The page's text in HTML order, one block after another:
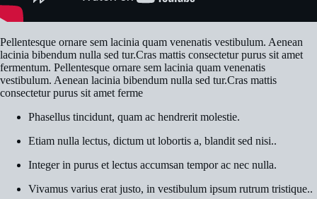
Pellentesque ornare sem lacinia quam venenatis vestibulum. Aenean
lacinia bibendum nulla sed tur.Cras mattis consectetur purus sit amet
fermentum. Pellentesque ornare sem lacinia quam venenatis
vestibulum. Aenean lacinia bibendum nulla sed tur.Cras mattis
consectetur purus sit amet ferme
Phasellus tincidunt, quam ac hendrerit molestie.
Etiam nulla lectus, dictum ut lobortis a, blandit sed nisi..
Integer in purus et lectus accumsan tempor ac nec nulla.
Vivamus varius erat justo, in vestibulum ipsum rutrum tristique..